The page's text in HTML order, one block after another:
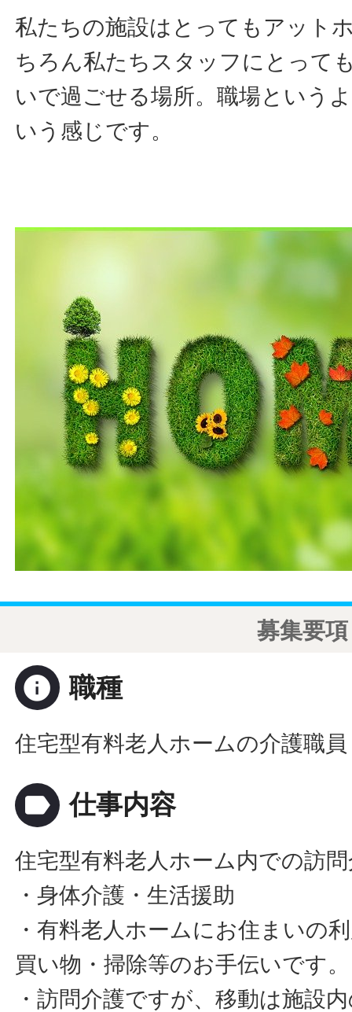
私たちの施設はとってもアット
ちろん私たちスタッフにとって
いで過ごせる場所。職場という
いう感じです。
募集要項
info 職種
住宅型有料老人ホームの介護職員
label 仕事内容
住宅型有料老人ホーム内での訪
・身体介護・生活援助
・有料老人ホームにお住まいの
買い物・掃除等のお手伝いです。
・訪問介護ですが、移動は施設